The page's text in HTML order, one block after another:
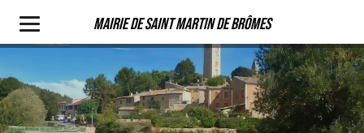
Mairie de Saint Martin de Brômes